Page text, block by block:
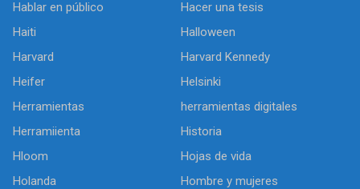
Hablar en público
Hacer una tesis
Haiti
Halloween
Harvard
Harvard Kennedy
Heifer
Helsinki
Herramientas
herramientas digitales
Herramiienta
Historia
Hloom
Hojas de vida
Holanda
Hombre y mujeres